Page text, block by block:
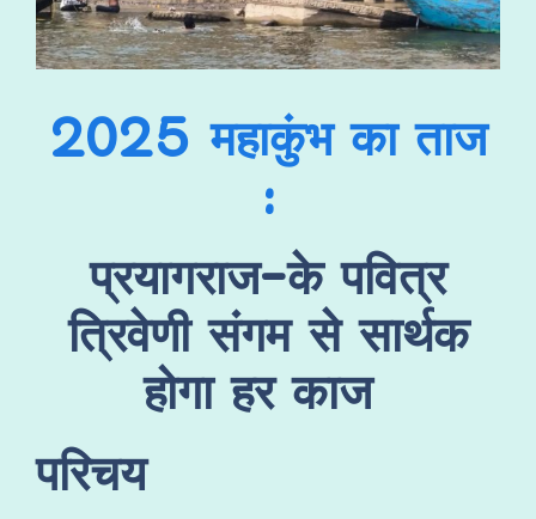
2025महाकुंभ का ताज
:
प्रयागराज-के पवित्र
त्रिवेणी संगम से सार्थक
होगा हर काज
परिचय